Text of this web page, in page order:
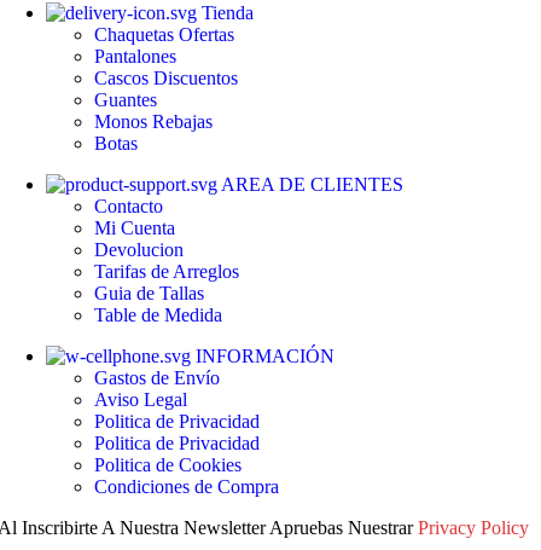
Tienda
Chaquetas Ofertas
Pantalones
Cascos Discuentos
Guantes
Monos Rebajas
Botas
AREA DE CLIENTES
Contacto
Mi Cuenta
Devolucion
Tarifas de Arreglos
Guia de Tallas
Table de Medida
INFORMACIÓN
Gastos de Envío
Aviso Legal
Politica de Privacidad
Politica de Privacidad
Politica de Cookies
Condiciones de Compra
Inscribirte A Nuestra Newsletter Apruebas NuestrarPrivacy Policy